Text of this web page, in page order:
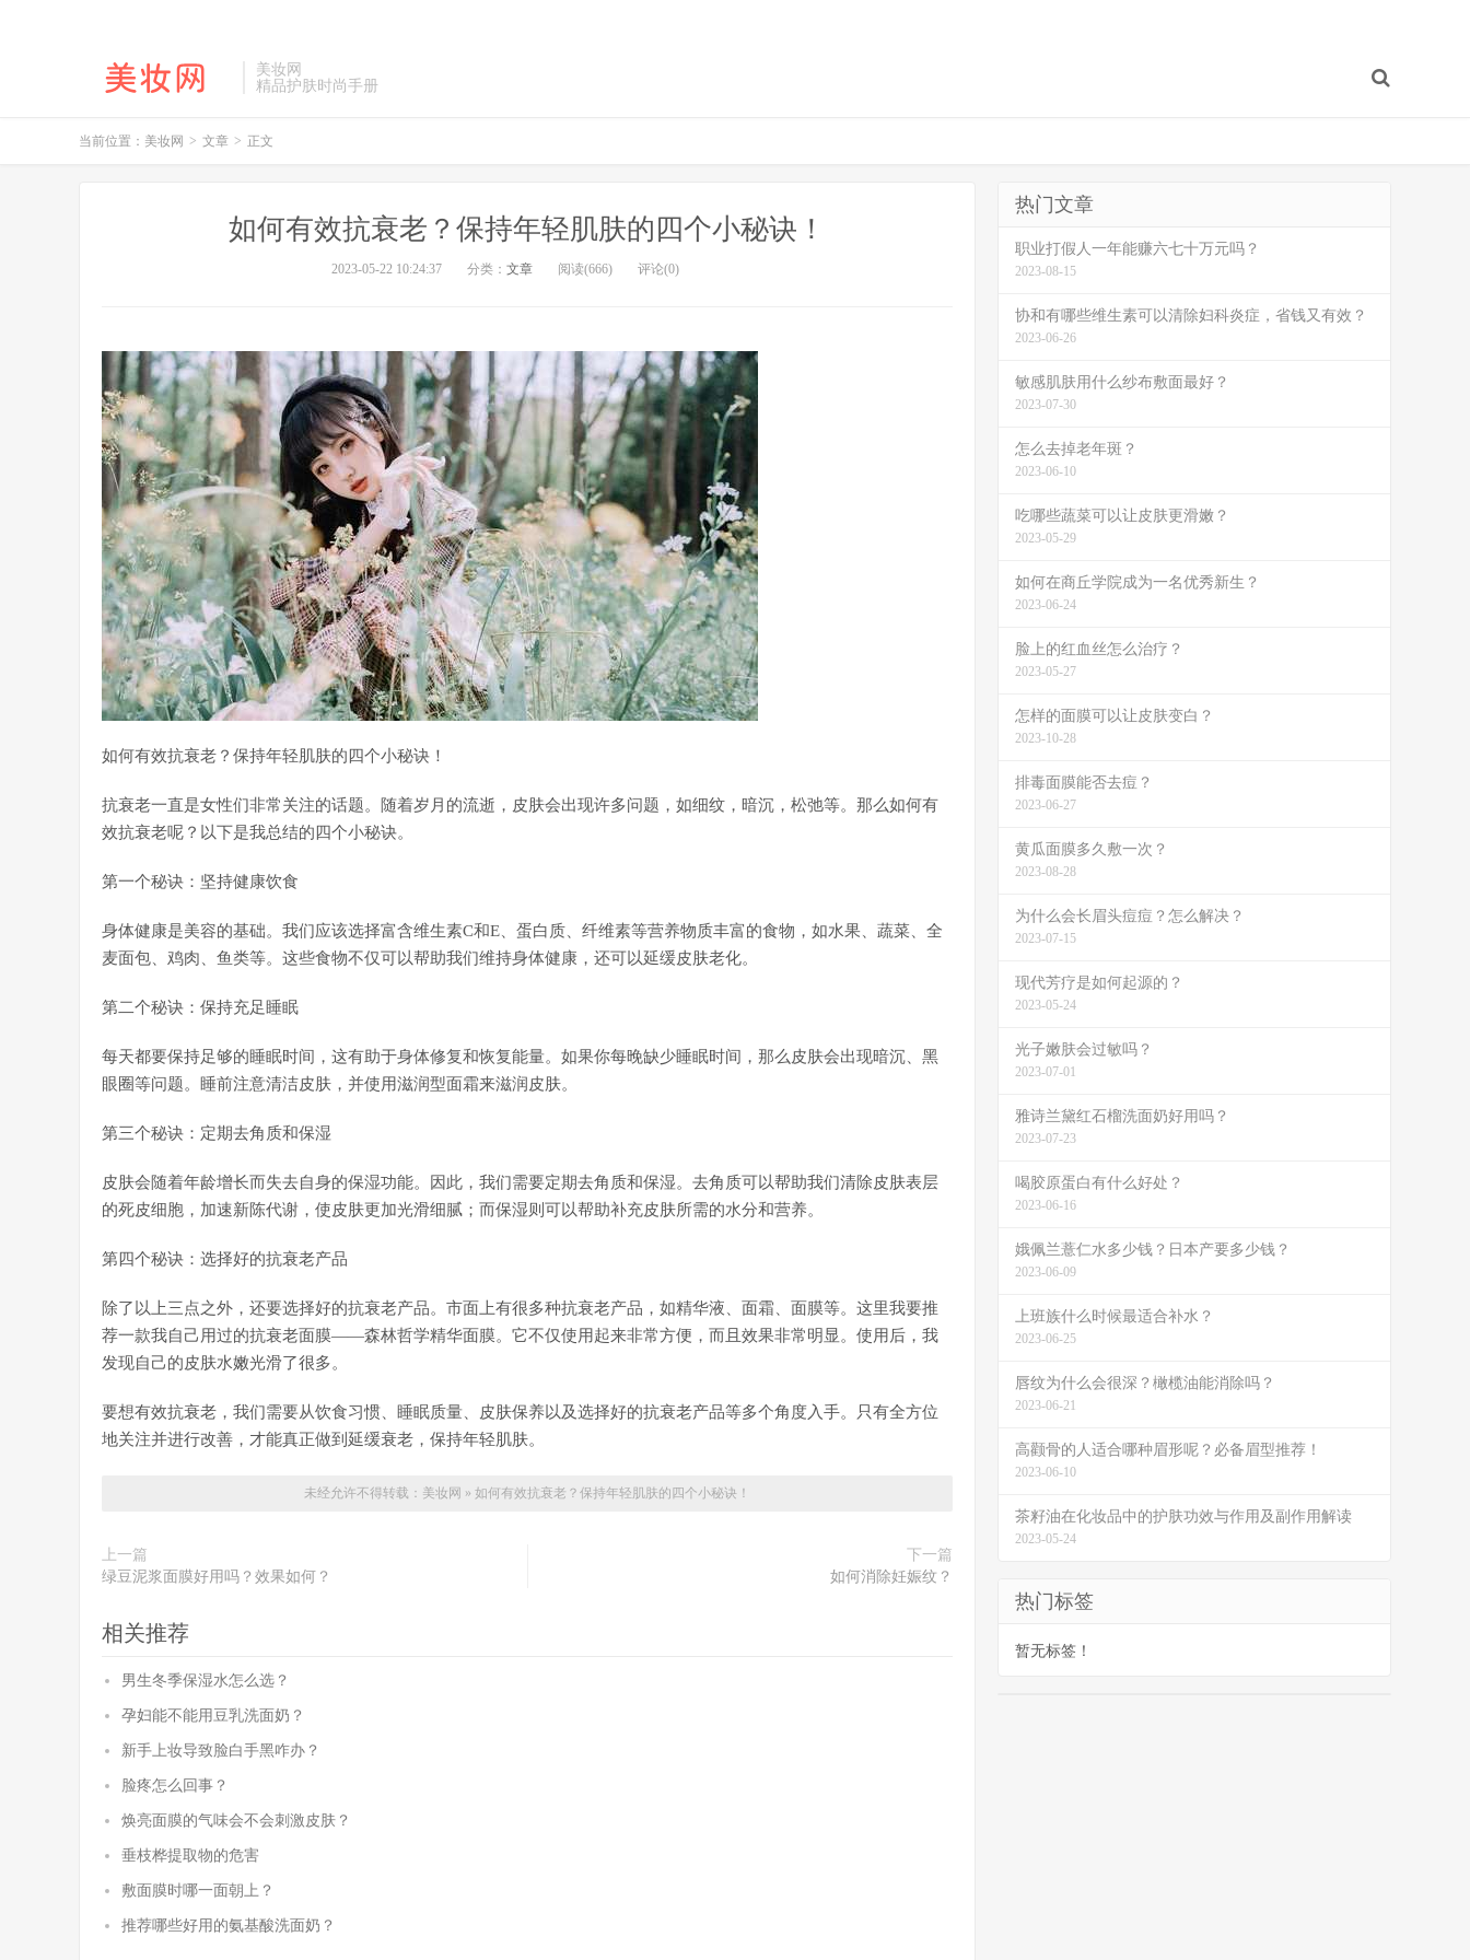
美妆网
精品护肤时尚手册
当前位置： 美妆网 > 文章 > 正文
如何有效抗衰老？保持年轻肌肤的四个小秘诀！
2023-05-22 10:24:37 分类： 文章 阅读(666) 评论(0)
如何有效抗衰老？保持年轻肌肤的四个小秘诀！
抗衰老一直是女性们非常关注的话题。随着岁月的流逝，皮肤会出现许多问题，如细纹，暗沉，松弛等。那么如何有
效抗衰老呢？以下是我总结的四个小秘诀。
第一个秘诀：坚持健康饮食
身体健康是美容的基础。我们应该选择富含维生素C和E、蛋白质、纤维素等营养物质丰富的食物，如水果、蔬菜、全
麦面包、鸡肉、鱼类等。这些食物不仅可以帮助我们维持身体健康，还可以延缓皮肤老化。
第二个秘诀：保持充足睡眠
每天都要保持足够的睡眠时间，这有助于身体修复和恢复能量。如果你每晚缺少睡眠时间，那么皮肤会出现暗沉、黑
眼圈等问题。睡前注意清洁皮肤，并使用滋润型面霜来滋润皮肤。
第三个秘诀：定期去角质和保湿
皮肤会随着年龄增长而失去自身的保湿功能。因此，我们需要定期去角质和保湿。去角质可以帮助我们清除皮肤表层
的死皮细胞，加速新陈代谢，使皮肤更加光滑细腻；而保湿则可以帮助补充皮肤所需的水分和营养。
第四个秘诀：选择好的抗衰老产品
除了以上三点之外，还要选择好的抗衰老产品。市面上有很多种抗衰老产品，如精华液、面霜、面膜等。这里我要推
荐一款我自己用过的抗衰老面膜——森林哲学精华面膜。它不仅使用起来非常方便，而且效果非常明显。使用后，我
发现自己的皮肤水嫩光滑了很多。
要想有效抗衰老，我们需要从饮食习惯、睡眠质量、皮肤保养以及选择好的抗衰老产品等多个角度入手。只有全方位
地关注并进行改善，才能真正做到延缓衰老，保持年轻肌肤。
未经允许不得转载： 美妆网 » 如何有效抗衰老？保持年轻肌肤的四个小秘诀！
上一篇
绿豆泥浆面膜好用吗？效果如何？
下一篇
如何消除妊娠纹？
相关推荐
男生冬季保湿水怎么选？
孕妇能不能用豆乳洗面奶？
新手上妆导致脸白手黑咋办？
脸疼怎么回事？
焕亮面膜的气味会不会刺激皮肤？
垂枝桦提取物的危害
敷面膜时哪一面朝上？
推荐哪些好用的氨基酸洗面奶？
热门文章
职业打假人一年能赚六七十万元吗？
2023-08-15
协和有哪些维生素可以清除妇科炎症，省钱又有效？
2023-06-26
敏感肌肤用什么纱布敷面最好？
2023-07-30
怎么去掉老年斑？
2023-06-10
吃哪些蔬菜可以让皮肤更滑嫩？
2023-05-29
如何在商丘学院成为一名优秀新生？
2023-06-24
脸上的红血丝怎么治疗？
2023-05-27
怎样的面膜可以让皮肤变白？
2023-10-28
排毒面膜能否去痘？
2023-06-27
黄瓜面膜多久敷一次？
2023-08-28
为什么会长眉头痘痘？怎么解决？
2023-07-15
现代芳疗是如何起源的？
2023-05-24
光子嫩肤会过敏吗？
2023-07-01
雅诗兰黛红石榴洗面奶好用吗？
2023-07-23
喝胶原蛋白有什么好处？
2023-06-16
娥佩兰薏仁水多少钱？日本产要多少钱？
2023-06-09
上班族什么时候最适合补水？
2023-06-25
唇纹为什么会很深？橄榄油能消除吗？
2023-06-21
高颧骨的人适合哪种眉形呢？必备眉型推荐！
2023-06-10
茶籽油在化妆品中的护肤功效与作用及副作用解读
2023-05-24
热门标签
暂无标签！